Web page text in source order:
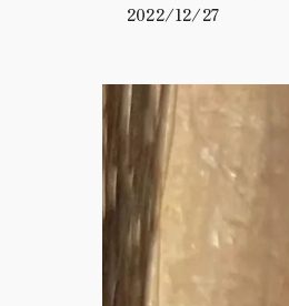
2022/12/27